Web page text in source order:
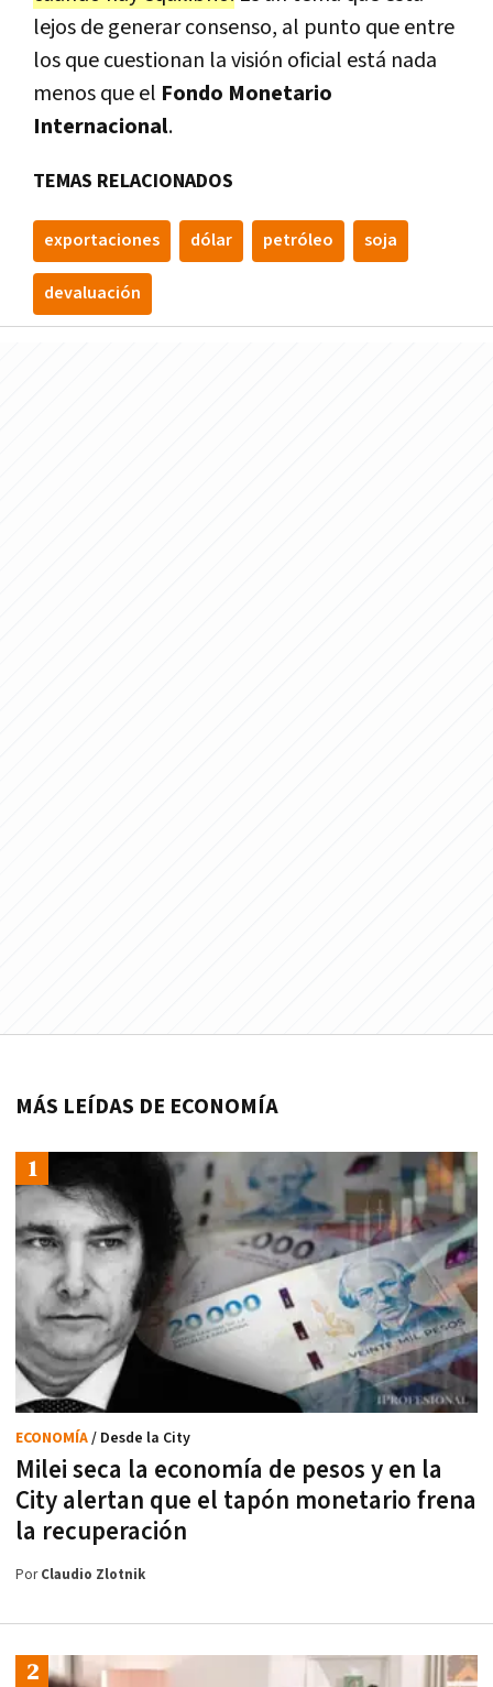
lejos de generar consenso, al punto que entre
los que cuestionan la visión oficial está nada
menos que el Fondo Monetario
Internacional.
TEMAS RELACIONADOS
exportaciones dólar petróleo soja
devaluación
MÁS LEÍDAS DE ECONOMÍA
Milei seca la economía de pesos y en la
City alertan que el tapón monetario frena
la recuperación
ECONOMÍA/ Desde la City
PorClaudio Zlotnik